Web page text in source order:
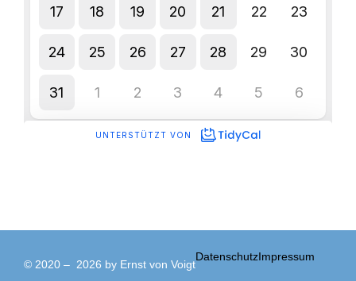
© 2020 – 2026 by Ernst von Voigt
DatenschutzImpressum